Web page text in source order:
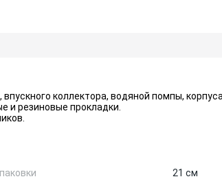
коллектора, водяной помпы,
резиновые прокладки.
21 см